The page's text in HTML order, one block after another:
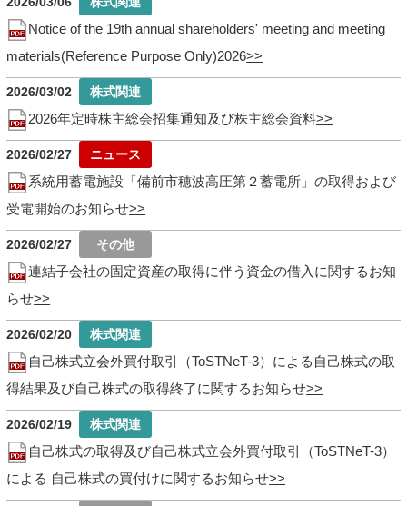
Notice of the 19th annual shareholders' meeting and meeting
materials(Reference Purpose Only)2026
2026/03/02
2026年定時株主総会招集通知及び株主総会資料
2026/02/27
系統用蓄電施設「備前市穂波高圧第２蓄電所」の取得および
受電開始のお知らせ
2026/02/27
連結子会社の固定資産の取得に伴う資金の借入に関するお知
らせ
2026/02/20
自己株式立会外買付取引（ToSTNeT-3）による自己株式の取
得結果及び自己株式の取得終了に関するお知らせ
2026/02/19
自己株式の取得及び自己株式立会外買付取引（ToSTNeT-3）
による 自己株式の買付けに関するお知らせ